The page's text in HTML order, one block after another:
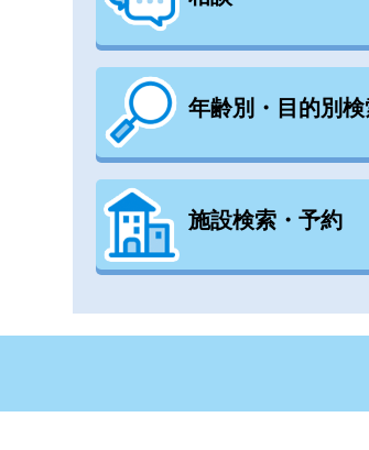
年齢別・目的別
施設検索・予約